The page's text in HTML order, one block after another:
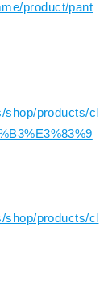
product/pant
shop/products/cl
shop/products/cl